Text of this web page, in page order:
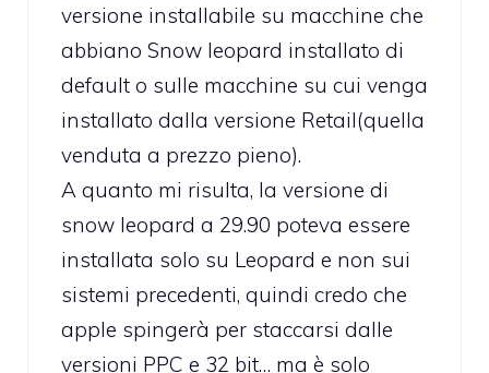
versione installabile su macchine che
abbiano Snow leopard installato di
default o sulle macchine su cui venga
installato dalla versione Retail(quella
venduta a prezzo pieno).
A quanto mi risulta, la versione di
snow leopard a 29.90 poteva essere
installata solo su Leopard e non sui
sistemi precedenti, quindi credo che
apple spingerà per staccarsi dalle
versioni PPC e 32 bit… ma è solo